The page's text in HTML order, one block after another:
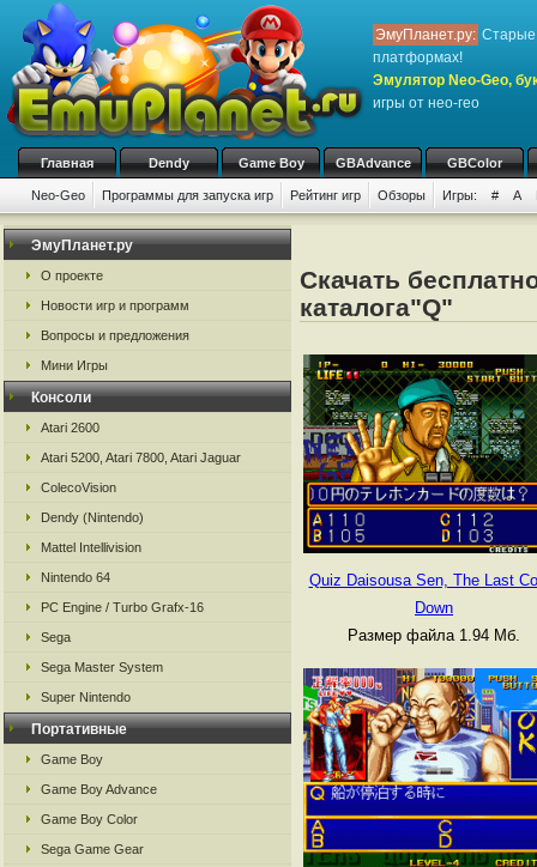
ЭмуПланет.ру: Старые
платформах!
Эмулятор Neo-Geo,
игры от нео-гео
Главная Dendy Game Boy GBAdvance GBColor
Neo-Geo Программы для запуска игр Рейтинг игр Обзоры Игры: # A
ЭмуПланет.ру
О проекте
Новости игр и программ
Вопросы и предложения
Мини Игры
Консоли
Atari 2600
Atari 5200, Atari 7800, Atari Jaguar
ColecoVision
Dendy (Nintendo)
Mattel Intellivision
Nintendo 64
PC Engine / Turbo Grafx-16
Sega
Sega Master System
Super Nintendo
Портативные
Game Boy
Game Boy Advance
Game Boy Color
Sega Game Gear
Скачать
каталога"Q"
Quiz Daisousa Sen, The Last
Down
Размер файла 1.94 Мб.